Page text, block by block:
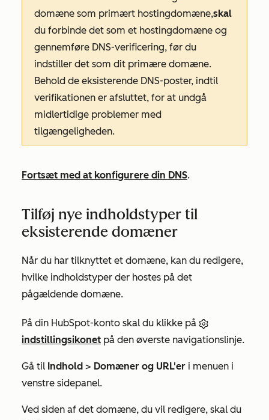
domæne som primært hostingdomæne,skal
du forbinde det som et hostingdomæne og
gennemføre DNS-verificering, før du
indstiller det som dit primære domæne.
Behold de eksisterende DNS-poster, indtil
verifikationen er afsluttet, for at undgå
midlertidige problemer med
tilgængeligheden.
Fortsæt med at konfigurere din DNS.
Tilføj nye indholdstyper til
eksisterende domæner
Når du har tilknyttet et domæne, kan du redigere,
hvilke indholdstyper der hostes på det
pågældende domæne.
På din HubSpot-konto skal du klikke på
indstillingsikonet på den øverste navigationslinje.
Gå til Indhold > Domæner og URL'er i menuen i
venstre sidepanel.
Ved siden af det domæne, du vil redigere, skal du